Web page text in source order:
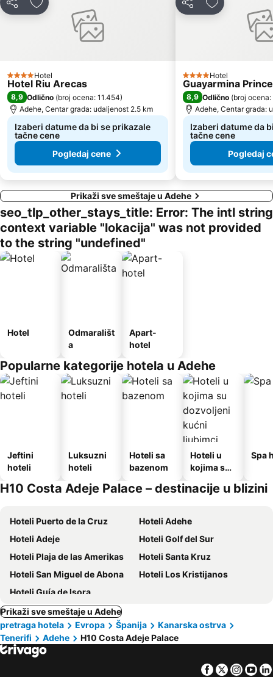
Deli Dodati u favorite
4 Zvezdice
Hotel
Hotel Riu Arecas
8,9 Odlično (broj ocena: 11.454)
Adehe, Centar grada: udaljenost 2.5 km
Izaberi datume da bi se prikazale
tačne cene
Pogledaj cene
Deli Dodati u
4 Zvezdice
Hotel
Guayarmina
8,9 Odlično (broj ocena:
Adehe, Centar grada:
Izaberi datume da
tačne cene
Pogledaj
Prikaži sve smeštaje u Adehe
seo_tlp_other_stays_title: Error: The intl string
context variable "lokacija" was not provided
to the string "undefined"
Hotel
Odmarališt
a
Apart-
hotel
Popularne kategorije hotela u Adehe
Jeftini
hoteli
Luksuzni
hoteli
Hoteli sa
bazenom
Hoteli u
kojima su
kućni
Spa
H10 Costa Adeje Palace – destinacije u blizini
Hoteli Puerto de la Cruz
Hoteli Adehe
Hoteli Adeje
Hoteli Golf del Sur
Hoteli Plaja de las Amerikas
Hoteli Santa Kruz
Hoteli San Miguel de Abona
Hoteli Los Kristijanos
Hoteli Guía de Isora
Prikaži sve smeštaje u Adehe
pretraga hotela
Evropa Španija
Kanarska ostrva
Tenerifi
Adehe H10 Costa Adeje Palace
Facebook
Twitter